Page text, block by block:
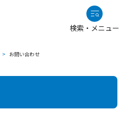
検索・メニュー
> お問い合わせ